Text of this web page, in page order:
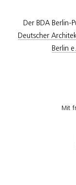
Der BDA Berlin-
Deutscher
Berlin
Mit